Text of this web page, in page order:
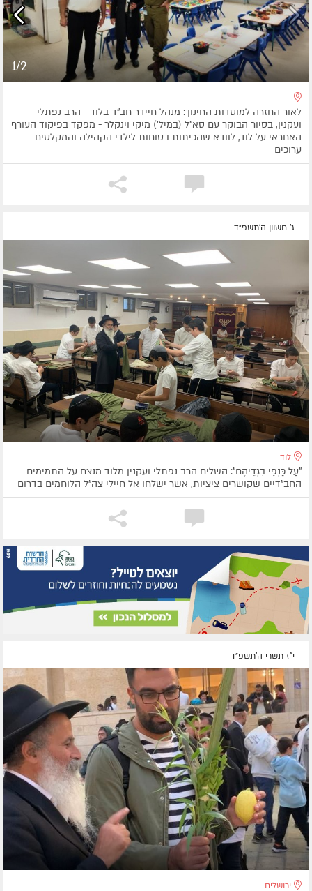
1/2
לאור החזרה למוסדות החינוך: מנהל חיידר חב"ד בלוד - הרב נפתלי
ועקנין, בסיור הבוקר עם סא"ל (במיל') מיקי וינקלר - מפקד בפיקוד העורף
האחראי על לוד, לוודא שהכיתות בטוחות לילדי הקהילה והמקלטים
ערוכים
ג' חשוון ה׳תשפ״ד
לוד
"עַל כַּנְפֵי בִגְדֵיהֶם": השליח הרב נפתלי ועקנין מלוד מנצח על התמימים
החב"דיים שקושרים ציציות, אשר ישלחו אל חיילי צה"ל הלוחמים בדרום
י"ז תשרי ה׳תשפ״ד
ירושלים